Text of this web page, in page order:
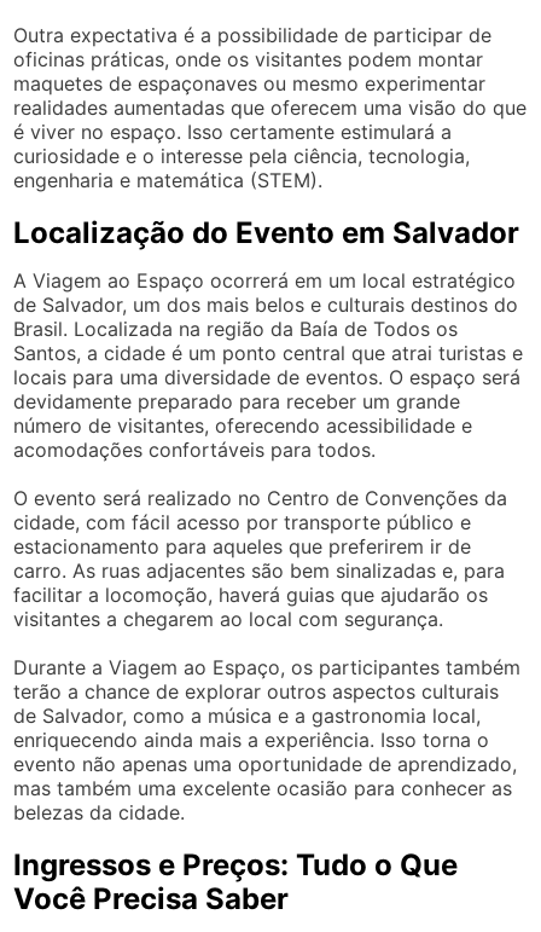
Outra expectativa é a possibilidade de participar de
oficinas práticas, onde os visitantes podem montar
maquetes de espaçonaves ou mesmo experimentar
realidades aumentadas que oferecem uma visão do que
é viver no espaço. Isso certamente estimulará a
curiosidade e o interesse pela ciência, tecnologia,
engenharia e matemática (STEM).
Localização do Evento em Salvador
A Viagem ao Espaço ocorrerá em um local estratégico
de Salvador, um dos mais belos e culturais destinos do
Brasil. Localizada na região da Baía de Todos os
Santos, a cidade é um ponto central que atrai turistas e
locais para uma diversidade de eventos. O espaço será
devidamente preparado para receber um grande
número de visitantes, oferecendo acessibilidade e
acomodações confortáveis para todos.
O evento será realizado no Centro de Convenções da
cidade, com fácil acesso por transporte público e
estacionamento para aqueles que preferirem ir de
carro. As ruas adjacentes são bem sinalizadas e, para
facilitar a locomoção, haverá guias que ajudarão os
visitantes a chegarem ao local com segurança.
Durante a Viagem ao Espaço, os participantes também
terão a chance de explorar outros aspectos culturais
de Salvador, como a música e a gastronomia local,
enriquecendo ainda mais a experiência. Isso torna o
evento não apenas uma oportunidade de aprendizado,
mas também uma excelente ocasião para conhecer as
belezas da cidade.
Ingressos e Preços: Tudo o Que
Você Precisa Saber